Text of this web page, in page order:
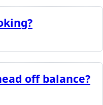
off balance?